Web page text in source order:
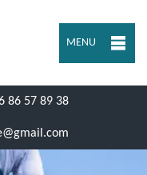
MENU
86 57 89 38